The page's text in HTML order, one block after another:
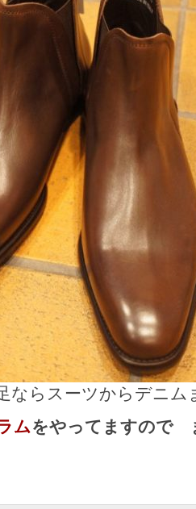
ならスーツからデニ
ムをやってますので